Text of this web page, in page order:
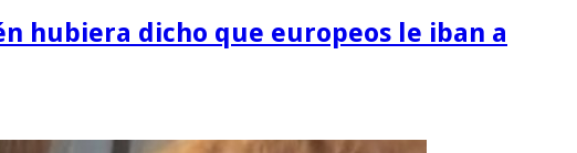
hubiera dicho que europeos le iban a